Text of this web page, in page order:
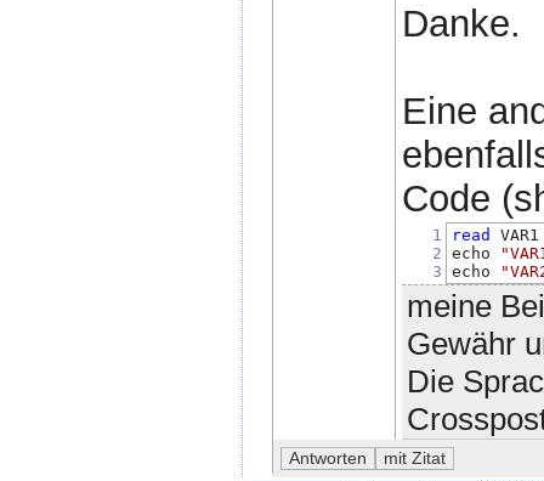
Danke.
Eine
Code
1
2
3
read
echo
echo
meine
Gewähr
Die